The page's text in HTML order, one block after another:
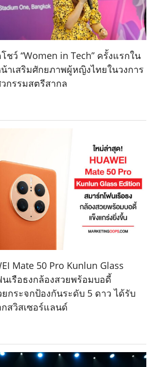
ชว์ “Women in Tech” ครั้งแรกใน
าเสริมศักยภาพผู้หญิงไทยในวงการ
กรรมสตรีสากล
Mate 50 Pro Kunlun Glass
เรือธงกล้องสวยพร้อมบอดี้
กระจกป้องกันระดับ 5 ดาว ได้รับ
กสวิสเซอร์แลนด์